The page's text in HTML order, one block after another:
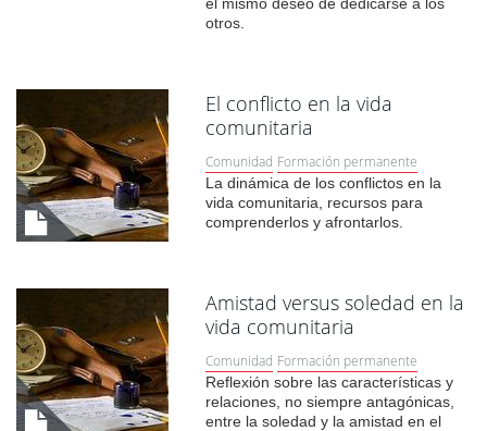
otros.
El conflicto en la vida
comunitaria
Comunidad Formación permanente
La dinámica de los conflictos en la
vida comunitaria, recursos para
comprenderlos y afrontarlos.
Amistad versus soledad en la
vida comunitaria
Comunidad Formación permanente
Reflexión sobre las características y
relaciones, no siempre antagónicas,
entre la soledad y la amistad en el